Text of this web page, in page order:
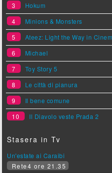
3
Hokum
4
Minions & Monsters
5
Ateez: Light the Way in
6
Michael
7
Toy Story 5
8
Le città di pianura
9
Il bene comune
10
Il Diavolo veste Prada 2
Stasera in Tv
Un'estate ai Caraibi
Rete4 ore 21.35